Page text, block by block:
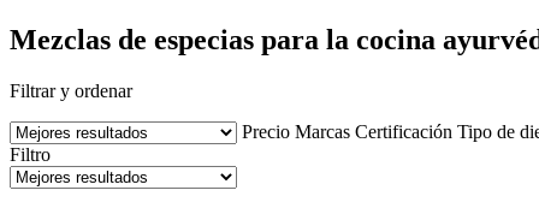
Mezclas de especias para la cocina
Filtrar y ordenar
Precio Marcas Certificación Tipo de
Filtro